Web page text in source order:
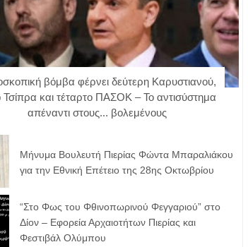
βόμβα φέρνει δεύτερη Καρυστιανού,
Τσίπρα και τέταρτο ΠΑΣΟΚ – Το αντισύστημα
απέναντι στους... βολεμένους
Μήνυμα Βουλευτή Πιερίας Φώντα Μπαραλιάκου
για την Εθνική Επέτειο της 28ης Οκτωβρίου
“Στο Φως του Φθινοπωρινού Φεγγαριού” στο
Δίον – Εφορεία Αρχαιοτήτων Πιερίας και
Φεστιβάλ Ολύμπου